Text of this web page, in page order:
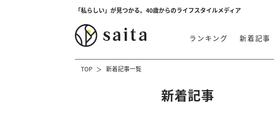
「私らしい」が見つかる。40歳からのライフスタイルメディア
ランキング 新着記事
TOP 新着記事一覧
新着記事